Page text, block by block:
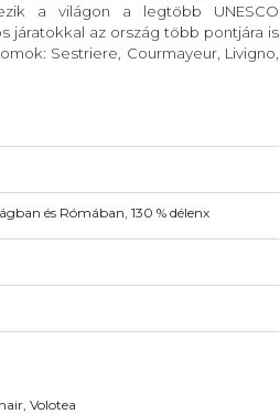
a világon a legtöbb UNESCO
járatokkal az ország több pontjára is
Sestriere, Courmayeur, Livigno,
és Rómában, 130 % délenx
Volotea